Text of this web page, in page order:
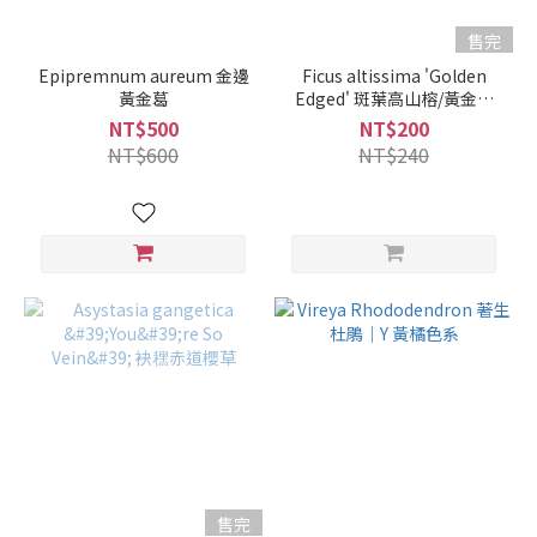
Epipremnum aureum 金邊
黃金葛
NT$500
NT$600
售完
Ficus altissima 'Golden
Edged' 斑葉高山榕/黃金富
貴榕
NT$200
NT$240
售完